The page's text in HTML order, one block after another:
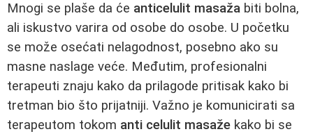
Mnogi se plaše da će anticelulit masaža biti bolna,
ali iskustvo varira od osobe do osobe. U početku
se može osećati nelagodnost, posebno ako su
masne naslage veće. Međutim, profesionalni
terapeuti znaju kako da prilagode pritisak kako bi
tretman bio što prijatniji. Važno je komunicirati sa
terapeutom tokom anti celulit masaže kako bi se